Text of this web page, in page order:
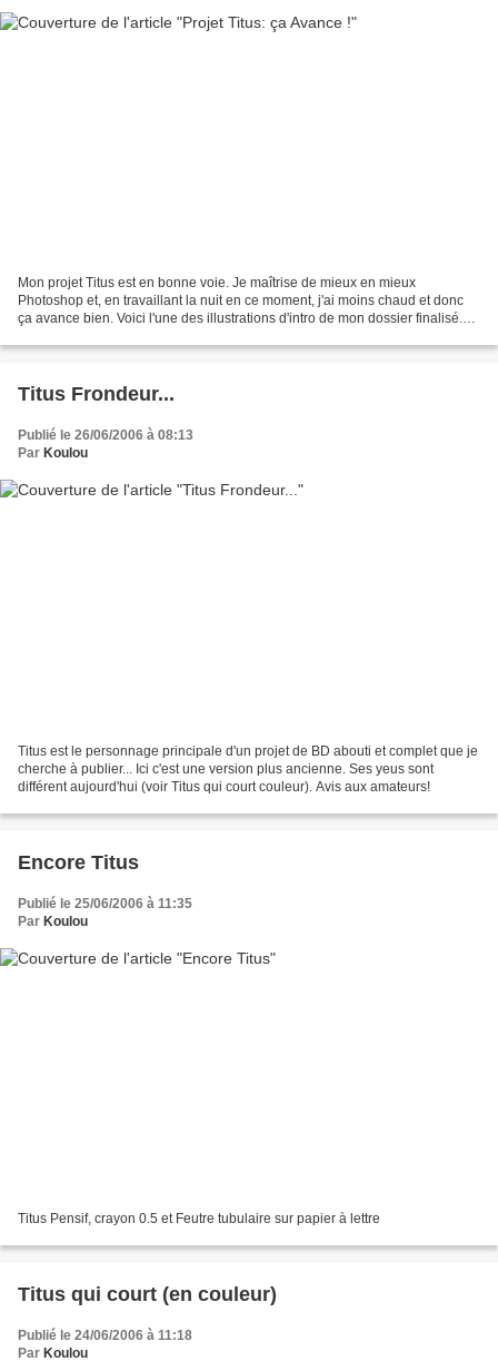
Mon projet Titus est en bonne voie. Je maîtrise de mieux en mieux
Photoshop et, en travaillant la nuit en ce moment, j'ai moins chaud et donc
ça avance bien. Voici l'une des illustrations d'intro de mon dossier finalisé.
Titus Frondeur...
Publié le 26/06/2006 à 08:13
Par Koulou
Titus est le personnage principale d'un projet de BD abouti et complet que je
cherche à publier... Ici c'est une version plus ancienne. Ses yeus sont
différent aujourd'hui (voir Titus qui court couleur). Avis aux amateurs!
Encore Titus
Publié le 25/06/2006 à 11:35
Par Koulou
Titus Pensif, crayon 0.5 et Feutre tubulaire sur papier à lettre
Titus qui court (en couleur)
Publié le 24/06/2006 à 11:18
Par Koulou